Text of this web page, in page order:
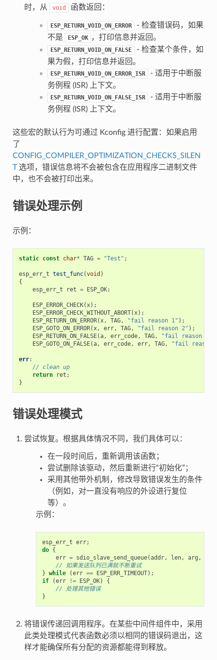
时，从
void 函数返回：
ESP_RETURN_VOID_ON_ERROR
- 检查错误码，如果
不是
ESP_OK ，打印信息并返回。
ESP_RETURN_VOID_ON_FALSE
- 检查某个条件，如
果为假，打印信息并返回。
ESP_RETURN_VOID_ON_ERROR_ISR
- 适用于中断服
务例程 (ISR) 上下文。
ESP_RETURN_VOID_ON_FALSE_ISR
- 适用于中断服
务例程 (ISR) 上下文。
这些宏的默认行为可通过 Kconfig 进行配置：如果启用
了
CONFIG_COMPILER_OPTIMIZATION_CHECKS_SILEN
T选项，错误信息将不会被包含在应用程序二进制文件
中，也不会被打印出来。
错误处理示例
示例：
static const char* TAG = "Test" ;
esp_err_t test_func(void )
{
esp_err_t
ret = ESP_OK;
ESP_ERROR_CHECK(x);
ESP_ERROR_CHECK_WITHOUT_ABORT(x);
ESP_RETURN_ON_ERROR(x, TAG, "fail reason 1" );
ESP_GOTO_ON_ERROR(x, err, TAG, "fail reason 2" );
ESP_RETURN_ON_FALSE(a, err_code, TAG, "fail reason 3"
ESP_GOTO_ON_FALSE(a, err_code, err, TAG, "fail reason
err:
// clean up
return
ret ;
}
错误处理模式
尝试恢复。根据具体情况不同，我们具体可以：
在一段时间后，重新调用该函数；
尝试删除该驱动，然后重新进行“初始化”；
采用其他带外机制，修改导致错误发生的条件
（例如，对一直没有响应的外设进行复位
等）。
示例：
esp_err_t err;
do {
err = sdio_slave_send_queue(addr, len, arg ,
// 如果发送队列已满就不断重试
} while (err == ESP_ERR_TIMEOUT);
if
(err != ESP_OK)
{
// 处理其他错误
}
将错误传递回调用程序。在某些中间件组件中，采用
此类处理模式代表函数必须以相同的错误码退出，这
样才能确保所有分配的资源都能得到释放。